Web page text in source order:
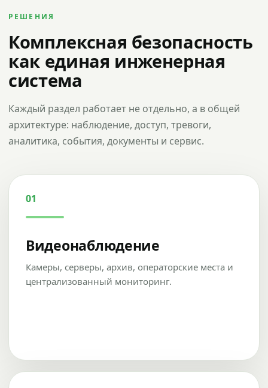
РЕШЕНИЯ
Комплексная безопасность
как единая инженерная
система
Каждый раздел работает не отдельно, а в общей
архитектуре: наблюдение, доступ, тревоги,
аналитика, события, документы и сервис.
01
Видеонаблюдение
Камеры, серверы, архив, операторские места и
централизованный мониторинг.